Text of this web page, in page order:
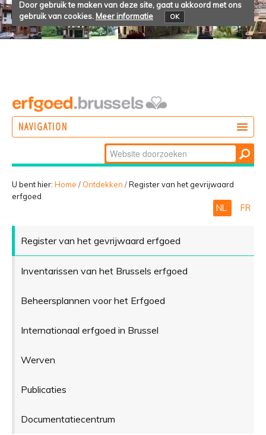
Door gebruik te maken van deze site, gaat u akkoord met ons
gebruik van cookies. Meer informatie OK
NAVIGATION
BELEVEN
Zoek
Geavanceerd
zoeken...
U bent hier: Home / Ontdekken /Register van het gevrijwaard
erfgoed
NL FR
Register van het gevrijwaard erfgoed
Inventarissen van het Brussels erfgoed
Beheersplannen voor het Erfgoed
Internationaal erfgoed in Brussel
Werven
Publicaties
Documentatiecentrum